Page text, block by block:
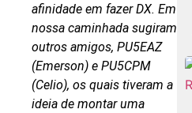
afinidade em fazer DX. Em
nossa caminhada sugiram
outros amigos, PU5EAZ
(Emerson) e PU5CPM
(Celio), os quais tiveram a
ideia de montar uma